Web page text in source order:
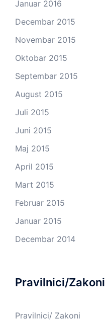
Januar 2016
Decembar 2015
Novembar 2015
Oktobar 2015
Septembar 2015
August 2015
Juli 2015
Juni 2015
Maj 2015
April 2015
Mart 2015
Februar 2015
Januar 2015
Decembar 2014
Pravilnici/Zakoni
Pravilnici/ Zakoni